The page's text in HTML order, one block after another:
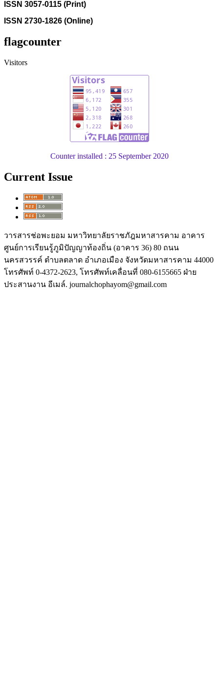
ISSN 3057-0115 (Print)
ISSN 2730-1826 (Online)
flagcounter
Visitors
Counter installed : 25 September 2020
Current Issue
วารสารช่อพะยอม มหาวิทยาลัยราชภัฎมหาสารคาม อาคาร
ศูนย์การเรียนรู้ภูมิปัญญาท้องถิ่น (อาคาร 36) 80 ถนน
นครสวรรค์ ตำบลตลาด อำเภอเมือง จังหวัดมหาสารคาม 44000
โทรศัพท์ 0-4372-2623, โทรศัพท์เคลื่อนที่ 080-6155665 ฝ่าย
ประสานงาน อีเมล์. journalchophayom@gmail.com